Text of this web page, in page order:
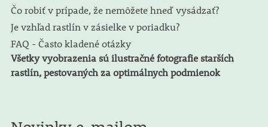
Čo robiť v prípade, že nemôžete hneď vysádzať?
Je vzhľad rastlín v zásielke v poriadku?
FAQ - Často kladené otázky
Všetky vyobrazenia sú ilustračné fotografie starších
rastlín, pestovaných za optimálnych podmienok